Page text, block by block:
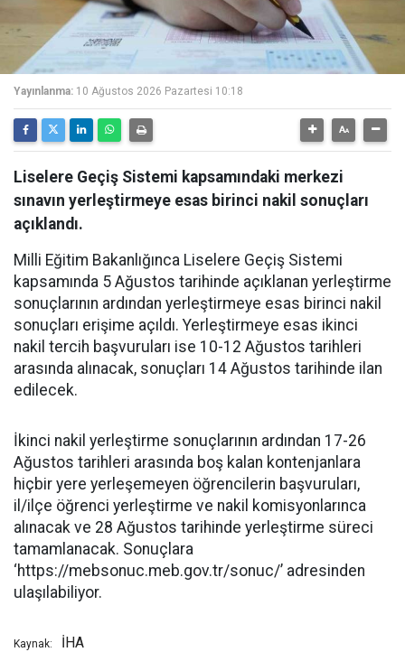
Yayınlanma: 10 Ağustos 2026 Pazartesi 10:18
Liselere Geçiş Sistemi kapsamındaki merkezi
sınavın yerleştirmeye esas birinci nakil sonuçları
açıklandı.
Milli Eğitim Bakanlığınca Liselere Geçiş Sistemi
kapsamında 5 Ağustos tarihinde açıklanan yerleştirme
sonuçlarının ardından yerleştirmeye esas birinci nakil
sonuçları erişime açıldı. Yerleştirmeye esas ikinci
nakil tercih başvuruları ise 10-12 Ağustos tarihleri
arasında alınacak, sonuçları 14 Ağustos tarihinde ilan
edilecek.
İkinci nakil yerleştirme sonuçlarının ardından 17-26
Ağustos tarihleri arasında boş kalan kontenjanlara
hiçbir yere yerleşemeyen öğrencilerin başvuruları,
il/ilçe öğrenci yerleştirme ve nakil komisyonlarınca
alınacak ve 28 Ağustos tarihinde yerleştirme süreci
tamamlanacak. Sonuçlara
‘https://mebsonuc.meb.gov.tr/sonuc/’ adresinden
ulaşılabiliyor.
Kaynak: İHA